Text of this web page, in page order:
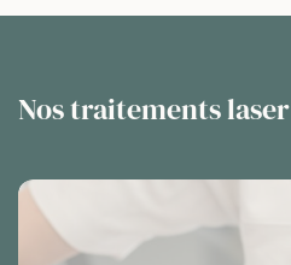
Nos traitements laser